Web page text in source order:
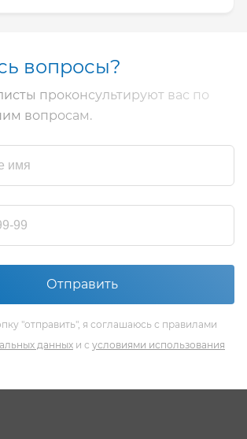
вопросы?
проконсультируют вас по
вопросам.
Отправить
"отправить", я соглашаюсь с правилами
данных и с условиями использования